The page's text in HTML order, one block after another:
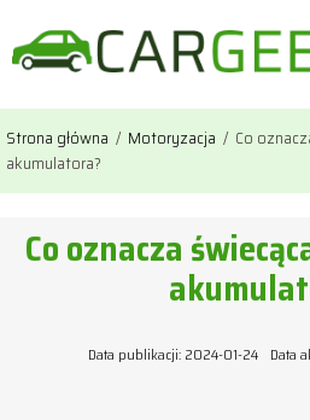
Strona główna / Motoryzacja / Co
akumulatora?
Co oznacza
Data publikacji: 2024-01-24 Data